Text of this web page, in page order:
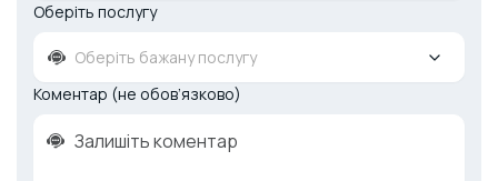
Оберіть послугу
Оберіть бажану послугу
Коментар (не обов’язково)